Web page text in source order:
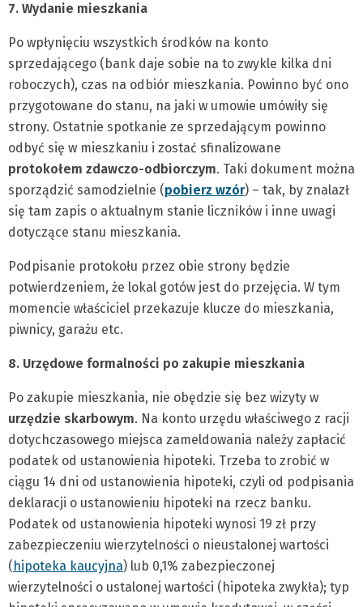
7. Wydanie mieszkania
Po wpłynięciu wszystkich środków na konto
sprzedającego (bank daje sobie na to zwykle kilka dni
roboczych), czas na odbiór mieszkania. Powinno być ono
przygotowane do stanu, na jaki w umowie umówiły się
strony. Ostatnie spotkanie ze sprzedającym powinno
odbyć się w mieszkaniu i zostać sfinalizowane
protokołem zdawczo-odbiorczym. Taki dokument można
sporządzić samodzielnie (pobierz wzór) – tak, by znalazł
się tam zapis o aktualnym stanie liczników i inne uwagi
dotyczące stanu mieszkania.
Podpisanie protokołu przez obie strony będzie
potwierdzeniem, że lokal gotów jest do przejęcia. W tym
momencie właściciel przekazuje klucze do mieszkania,
piwnicy, garażu etc.
8. Urzędowe formalności po zakupie mieszkania
Po zakupie mieszkania, nie obędzie się bez wizyty w
urzędzie skarbowym. Na konto urzędu właściwego z racji
dotychczasowego miejsca zameldowania należy zapłacić
podatek od ustanowienia hipoteki. Trzeba to zrobić w
ciągu 14 dni od ustanowienia hipoteki, czyli od podpisania
deklaracji o ustanowieniu hipoteki na rzecz banku.
Podatek od ustanowienia hipoteki wynosi 19 zł przy
zabezpieczeniu wierzytelności o nieustalonej wartości
(hipoteka kaucyjna) lub 0,1% zabezpieczonej
wierzytelności o ustalonej wartości (hipoteka zwykła); typ